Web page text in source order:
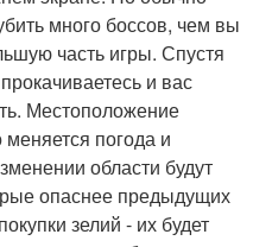
много боссов, чем вы
часть игры. Спустя
и вас
Местоположение
погода и
области будут
опаснее предыдущих
зелий - их будет